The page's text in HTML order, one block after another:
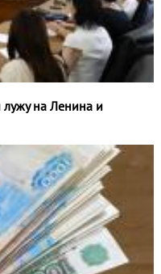
на Ленина и